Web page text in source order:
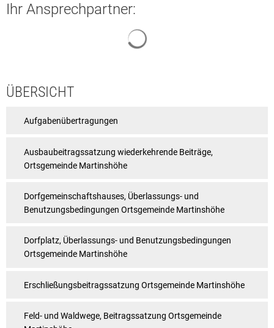
Ihr Ansprechpartner:
ÜBERSICHT
Aufgabenübertragungen
Ausbaubeitragssatzung wiederkehrende Beiträge,
Ortsgemeinde Martinshöhe
Dorfgemeinschaftshauses, Überlassungs- und
Benutzungsbedingungen Ortsgemeinde Martinshöhe
Dorfplatz, Überlassungs- und Benutzungsbedingungen
Ortsgemeinde Martinshöhe
Erschließungsbeitragssatzung Ortsgemeinde Martinshöhe
Feld- und Waldwege, Beitragssatzung Ortsgemeinde